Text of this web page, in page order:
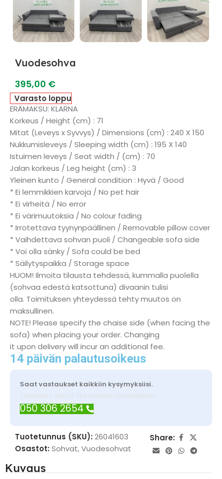
Vuodesohva
395,00 €
Varasto loppu
ERÄMAKSU: KLARNA
Korkeus / Height (cm) : 71
Mitat (Leveys x Syvvys) / Dimensions (cm) : 240 X 150
Nukkumisleveys / Sleeping width (cm) : 195 X 140
Istuimen leveys / Seat width / (cm) : 70
Jalan korkeus / Leg height (cm) : 3
Yleinen kunto / General condition : Hyvä / Good
* Ei lemmikkien karvoja / No pet hair
* Ei virheitä / No error
* Ei värimuutoksia / No colour fading
* Irrotettava tyynynpäällinen / Removable pillow cover
* Vaihdettava sohvan puoli / Changeable sofa side
* Voi olla sänky / Sofa could be bed
* Säilytyspaikka / Storage space
HUOM! Ilmoita tilausta tehdessä, kummalla puolella
(sohvaa edestä katsottuna) divaanin tulisi
olla. Toimituksen yhteydessä tehty muutos on
maksullinen.
NOTE! Please specify the chaise side (when facing the
sofa) when placing your order. Changing
it upon delivery will incur an additional fee.
14 päivän palautusoikeus
Saat vastaukset kaikkiin kysymyksiisi.
Tarvitsetko apua? Ota yhteyttä WhatsAppilla
050 306 2654
Tuotetunnus (SKU): 26041603
Osastot: Sohvat,Vuodesohvat
Share:
Kuvaus